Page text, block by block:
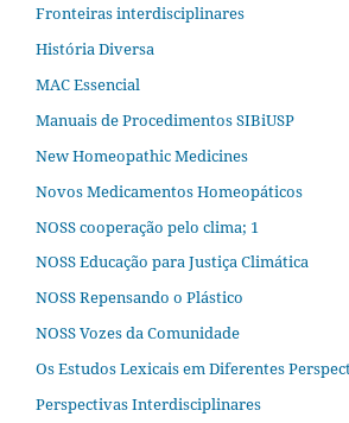
Fronteiras interdisciplinares
História Diversa
MAC Essencial
Manuais de Procedimentos SIBiUSP
New Homeopathic Medicines
Novos Medicamentos Homeopáticos
NOSS cooperação pelo clima; 1
NOSS Educação para Justiça Climática
NOSS Repensando o Plástico
NOSS Vozes da Comunidade
Os Estudos Lexicais em Diferentes
Perspectivas Interdisciplinares